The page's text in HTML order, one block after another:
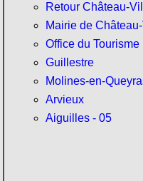
Retour Château-
Mairie de
Office du Tourisme
Guillestre
Molines-en-
Arvieux
Aiguilles - 05